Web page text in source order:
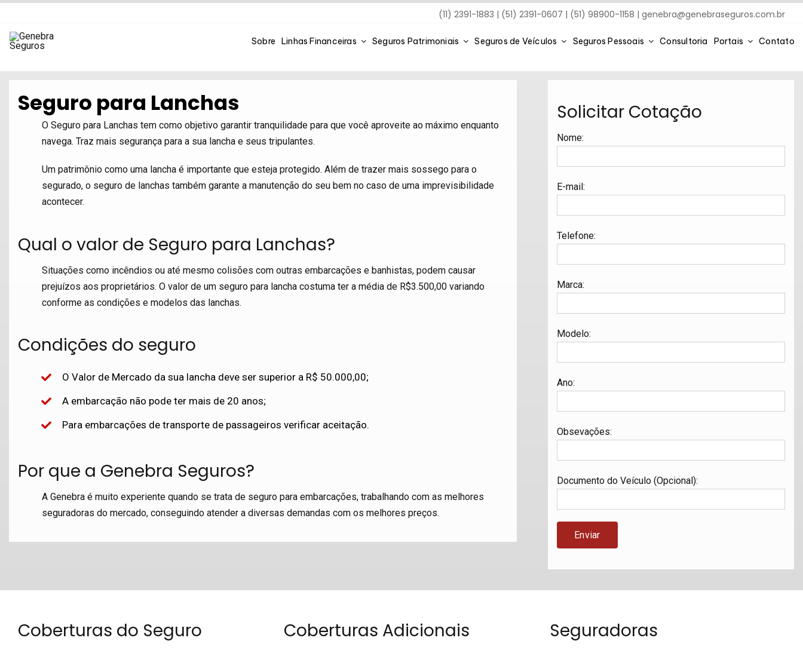
(11) 2391-1883 | (51) 2391-0607 | (51) 98900-1158 |genebra@genebraseguros.com.br
Sobre Linhas Financeiras Seguros Patrimoniais Seguros de Veículos Seguros Pessoais Consultoria Portais Contato
Seguro para Lanchas
O Seguro para Lanchas tem como objetivo garantir tranquilidade para que você aproveite ao máximo enquanto
navega. Traz mais segurança para a sua lancha e seus tripulantes.
Um patrimônio como uma lancha é importante que esteja protegido. Além de trazer mais sossego para o
segurado, o seguro de lanchas também garante a manutenção do seu bem no caso de uma imprevisibilidade
acontecer.
Qual o valor de Seguro para Lanchas?
Situações como incêndios ou até mesmo colisões com outras embarcações e banhistas, podem causar
prejuízos aos proprietários. O valor de um seguro para lancha costuma ter a média de R$3.500,00 variando
conforme as condições e modelos das lanchas.
Condições do seguro
O Valor de Mercado da sua lancha deve ser superior a R$ 50.000,00;
A embarcação não pode ter mais de 20 anos;
Para embarcações de transporte de passageiros verificar aceitação.
Por que a Genebra Seguros?
A Genebra é muito experiente quando se trata de seguro para embarcações, trabalhando com as melhores
seguradoras do mercado, conseguindo atender a diversas demandas com os melhores preços.
Solicitar Cotação
Nome:
E-mail:
Telefone:
Marca:
Modelo:
Ano:
Obsevações:
Documento do Veículo (Opcional):
Coberturas do Seguro Coberturas Adicionais Seguradoras